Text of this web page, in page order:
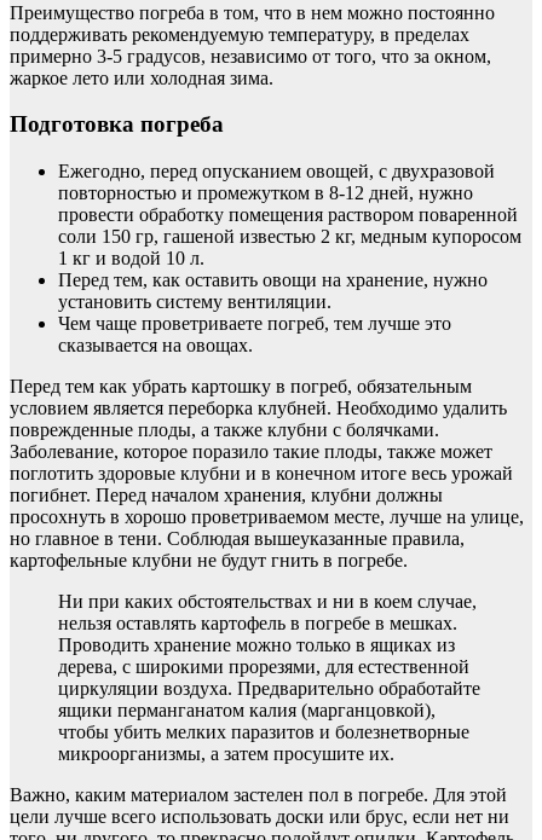
Преимущество погреба в том, что в нем можно постоянно
поддерживать рекомендуемую температуру, в пределах
примерно 3-5 градусов, независимо от того, что за окном,
жаркое лето или холодная зима.
Подготовка погреба
Ежегодно, перед опусканием овощей, с двухразовой
повторностью и промежутком в 8-12 дней, нужно
провести обработку помещения раствором поваренной
соли 150 гр, гашеной известью 2 кг, медным купоросом
1 кг и водой 10 л.
Перед тем, как оставить овощи на хранение, нужно
установить систему вентиляции.
Чем чаще проветриваете погреб, тем лучше это
сказывается на овощах.
Перед тем как убрать картошку в погреб, обязательным
условием является переборка клубней. Необходимо удалить
поврежденные плоды, а также клубни с болячками.
Заболевание, которое поразило такие плоды, также может
поглотить здоровые клубни и в конечном итоге весь урожай
погибнет. Перед началом хранения, клубни должны
просохнуть в хорошо проветриваемом месте, лучше на улице,
но главное в тени. Соблюдая вышеуказанные правила,
картофельные клубни не будут гнить в погребе.
Ни при каких обстоятельствах и ни в коем случае,
нельзя оставлять картофель в погребе в мешках.
Проводить хранение можно только в ящиках из
дерева, с широкими прорезями, для естественной
циркуляции воздуха. Предварительно обработайте
ящики перманганатом калия (марганцовкой),
чтобы убить мелких паразитов и болезнетворные
микроорганизмы, а затем просушите их.
Важно, каким материалом застелен пол в погребе. Для этой
цели лучше всего использовать доски или брус, если нет ни